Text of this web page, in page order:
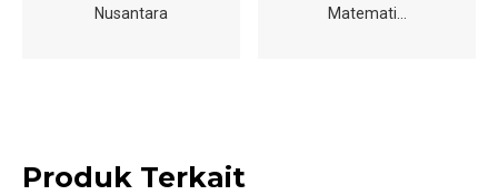
Nusantara
Matemati…
Produk Terkait